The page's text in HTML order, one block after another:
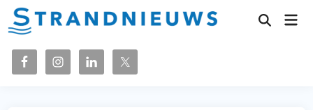
naar
inhoud
Zoeken